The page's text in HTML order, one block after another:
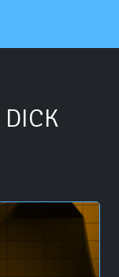
DICK